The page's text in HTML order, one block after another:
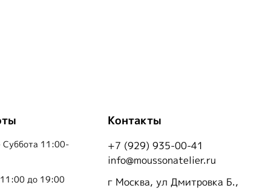
Суббота 11:00-
11:00 до 19:00
Контакты
+7 (929) 935-00-41
info@moussonatelier.ru
г Москва, ул Дмитровка Б.,